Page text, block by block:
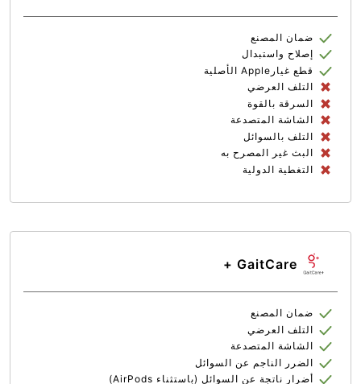
ضمان المصنع
إصلاح واستبدال
قطع غيارApple الأصلية
التلف العرضي
السرقة بالقوة
الشاشة المتصدعة
التلف بالسوائل
البث غير المصرح به
التغطية الدولية
GaitCare +
ضمان المصنع
التلف العرضي
الشاشة المتصدعة
الضرر الناجم عن السوائل
أضرار ناتجة عن السوائل (باستثناء AirPods)